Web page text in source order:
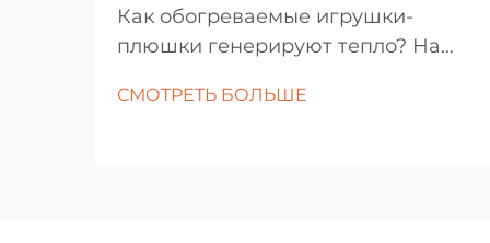
Как обогреваемые игрушки-
плюшки генерируют тепло? На
обычные игрушки-плюшки
СМОТРЕТЬ БОЛЬШЕ